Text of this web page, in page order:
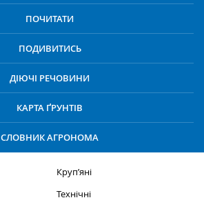
ПОЧИТАТИ
ПОДИВИТИСЬ
ДІЮЧІ РЕЧОВИНИ
КАРТА ҐРУНТІВ
СЛОВНИК АГРОНОМА
Круп’яні
Технічні